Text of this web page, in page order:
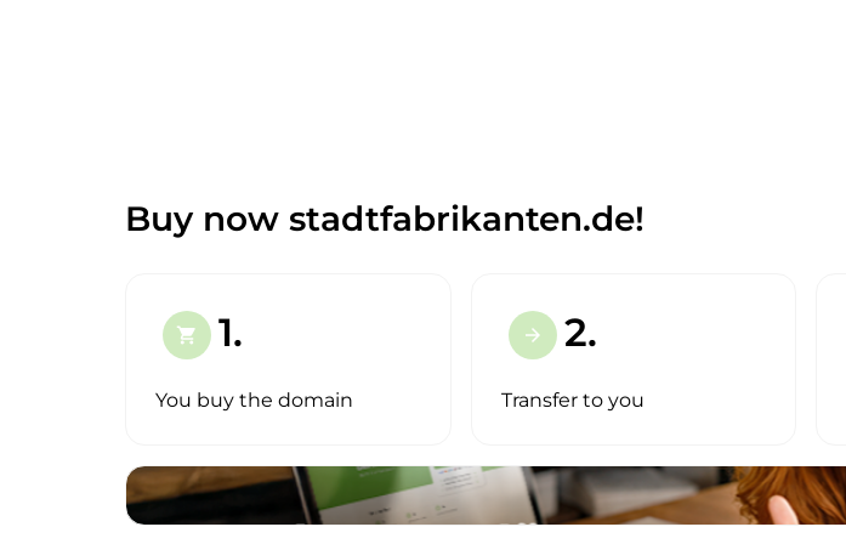
Buy now stadtfabrikanten.de!
shopping_cart 1.
You buy the domain
arrow_forward 2.
Transfer to you